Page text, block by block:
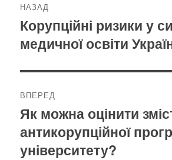
записів
НАЗАД
Попередній
запис:
Корупційні ризики у
медичної освіти
ВПЕРЕД
Наступний
запис:
Як можна оцінити
антикорупційної
університету?